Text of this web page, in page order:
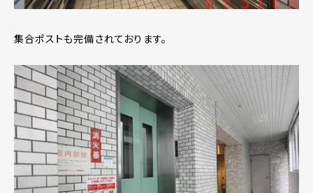
集合ポストも完備されております。